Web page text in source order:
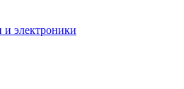
электроники